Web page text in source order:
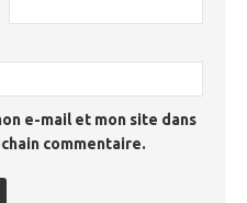
e-mail et mon site dans
commentaire.